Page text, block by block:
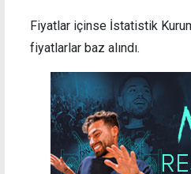
Fiyatlar içinse İstatistik
fiyatlarlar baz alındı.